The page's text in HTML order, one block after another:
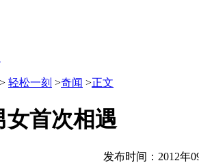
> 轻松一刻 >奇闻 >正文
女首次相遇
发布时间：2012年